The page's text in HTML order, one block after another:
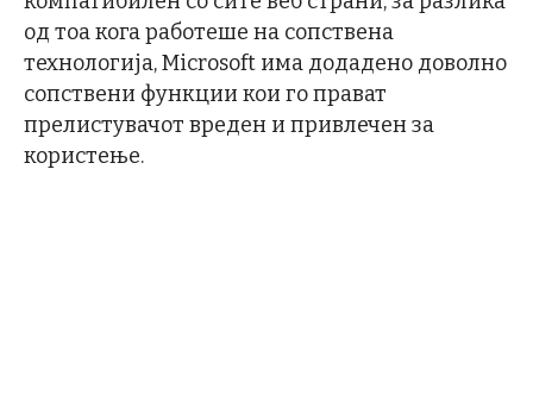
од тоа кога работеше на сопствена
технологија, Microsoft има додадено доволно
сопствени функции кои го прават
прелистувачот вреден и привлечен за
користење.